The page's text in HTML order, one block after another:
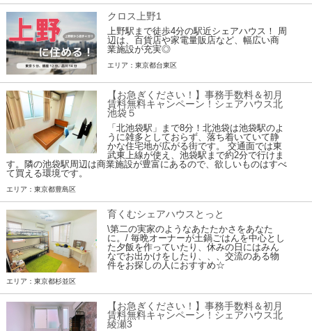
クロス上野1
上野駅まで徒歩4分の駅近シェアハウス！ 周
辺は、百貨店や家電量販店など、幅広い商
業施設が充実◎
エリア：東京都台東区
【お急ぎください！】事務手数料＆初月
賃料無料キャンペーン！シェアハウス北
池袋５
「北池袋駅」まで8分！北池袋は池袋駅のよ
うに雑多としておらず、落ち着いていて静
かな住宅地が広がる街です。 交通面では東
武東上線が使え、池袋駅まで約2分で行けま
す。隣の池袋駅周辺は商業施設が豊富にあるので、欲しいものはすべ
て買える環境です。
エリア：東京都豊島区
育くむシェアハウスとっと
\第二の実家のようなあたたかさをあなた
に。/ 毎晩オーナーが土鍋ごはんを中心とし
た夕飯を作っていたり、休みの日にはみん
なでお出かけをしたり、、、交流のある物
件をお探しの人におすすめ☆
エリア：東京都杉並区
【お急ぎください！】事務手数料＆初月
賃料無料キャンペーン！シェアハウス北
綾瀬3